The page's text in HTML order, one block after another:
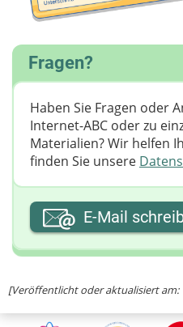
[Veröffentlicht oder aktualisiert am:
Fragen?
Haben Sie Fragen oder
Internet-ABC oder zu
Materialien? Wir helfen
finden Sie unsere
Ihre E-Mail-Adresse
E-Mail